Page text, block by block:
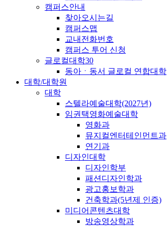
캠퍼스안내
찾아오시는길
캠퍼스맵
교내전화번호
캠퍼스 투어 신청
글로컬대학30
동아ㆍ동서 글로컬 연합대학
대학/대학원
대학
스텔라예술대학(2027년)
임권택영화예술대학
영화과
뮤지컬엔터테인먼트과
연기과
디자인대학
디자인학부
패션디자인학과
광고홍보학과
건축학과(5년제 인증)
미디어콘텐츠대학
방송영상학과